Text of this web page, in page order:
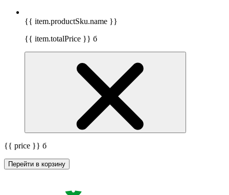
{{ item.productSku.name }}
{{ item.totalPrice }} б
{{ price }} б
Перейти в корзину